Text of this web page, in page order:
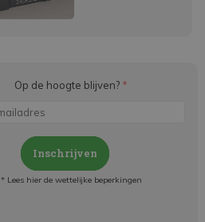
Op de hoogte blijven? *
Inschrijven
* Lees hier de wettelijke beperkingen